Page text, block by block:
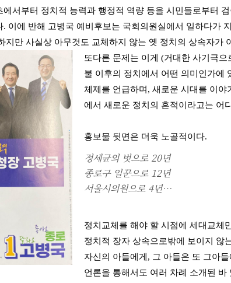
에서부터 정치적 능력과 행정적 역량 등을 시민들로부터
. 이에 반해 고병국 예비후보는 국회의원실에서 일하다가
지만 사실상 아무것도 교체하지 않는 옛 정치의 상속자가
또다른 문제는 이게 (거대한 사기극
불 이후의 정치에서 어떤 의미인가에
체제를 언급하며, 새로운 시대를 이야
에서 새로운 정치의 흔적이라고는 어
홍보물 뒷면은 더욱 노골적이다.
정세균의 벗으로 20년
종로구 일꾼으로 12년
서울시의원으로 4년…
정치교체를 해야 할 시점에 세대교체
정치적 장자 상속으로밖에 보이지 않
자신의 아들에게, 그 아들은 또 그아
언론을 통해서도 여러 차례 소개된